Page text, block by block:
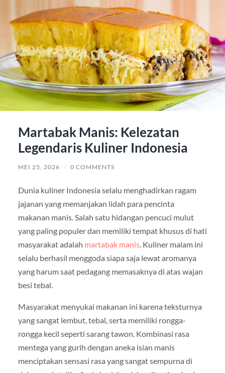
Martabak Manis: Kelezatan
Legendaris Kuliner Indonesia
MEI 25, 2026 / 0 COMMENTS
Dunia kuliner Indonesia selalu menghadirkan ragam
jajanan yang memanjakan lidah para pencinta
makanan manis. Salah satu hidangan pencuci mulut
yang paling populer dan memiliki tempat khusus di hati
masyarakat adalah martabak manis. Kuliner malam ini
selalu berhasil menggoda siapa saja lewat aromanya
yang harum saat pedagang memasaknya di atas wajan
besi tebal.
Masyarakat menyukai makanan ini karena teksturnya
yang sangat lembut, tebal, serta memiliki rongga-
rongga kecil seperti sarang tawon. Kombinasi rasa
mentega yang gurih dengan aneka isian manis
menciptakan sensasi rasa yang sangat sempurna di